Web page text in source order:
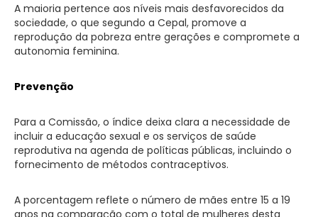
A maioria pertence aos níveis mais desfavorecidos da
sociedade, o que segundo a Cepal, promove a
reprodução da pobreza entre gerações e compromete a
autonomia feminina.
Prevenção
Para a Comissão, o índice deixa clara a necessidade de
incluir a educação sexual e os serviços de saúde
reprodutiva na agenda de políticas públicas, incluindo o
fornecimento de métodos contraceptivos.
A porcentagem reflete o número de mães entre 15 a 19
anos na comparação com o total de mulheres desta